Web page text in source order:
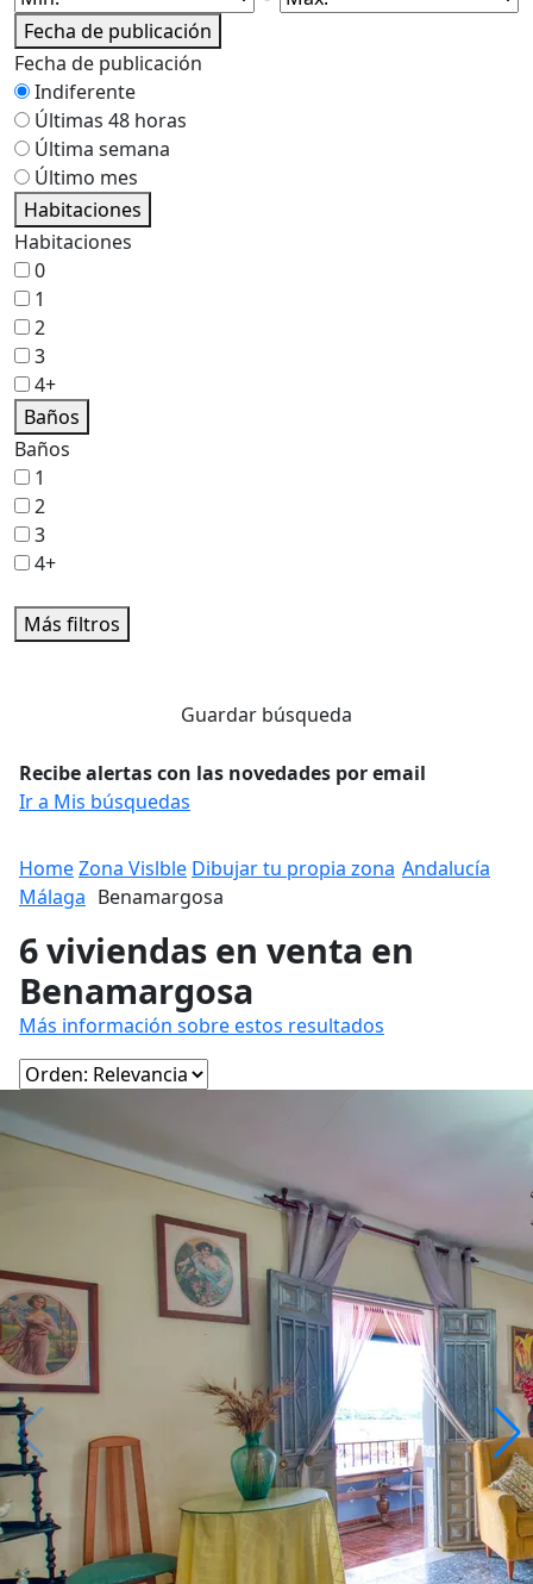
Fecha de publicación
Fecha de publicación
Indiferente
Últimas 48 horas
Última semana
Último mes
Habitaciones
Habitaciones
0
1
2
3
4+
Baños
Baños
1
2
3
4+
Más filtros
Guardar búsqueda
Recibe alertas con las novedades por email
Ir a Mis búsquedas
HomeZona Vislble Dibujar tu propia zona Andalucía
Málaga Benamargosa
6 viviendas en venta en
Benamargosa
Más información sobre estos resultados